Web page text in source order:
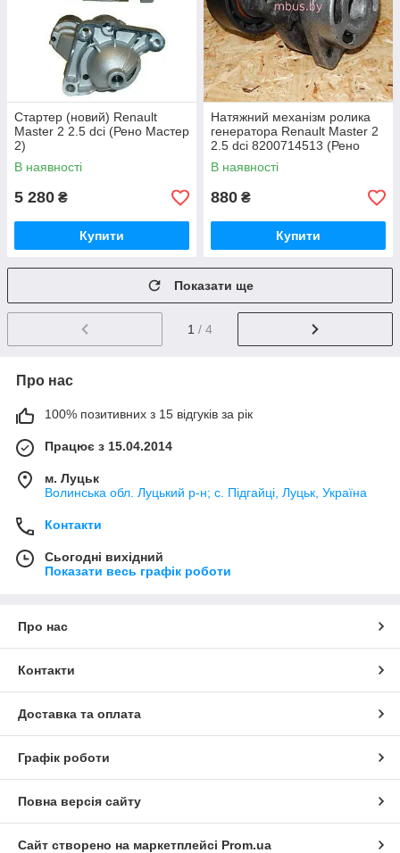
Стартер (новий) Renault
Master 2 2.5 dci (Рено Мастер
2)
В наявності
5 280 ₴
Купити
Натяжний механізм ролика
генератора Renault Master 2
2.5 dci 8200714513 (Рено
Мастер 2)
В наявності
880 ₴
Купити
Показати ще
1 / 4
Про нас
100% позитивних з 15 відгуків за рік
Працює з 15.04.2014
м. Луцьк
Волинська обл. Луцький р-н; с. Підгайці, Луцьк, Україна
Контакти
Сьогодні вихідний
Показати весь графік роботи
Про нас
Контакти
Доставка та оплата
Графік роботи
Повна версія сайту
Сайт створено на маркетплейсі Prom.ua